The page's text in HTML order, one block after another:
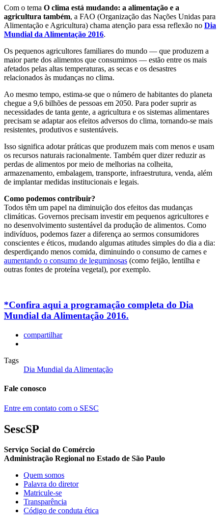
Com o tema O clima está mudando: a alimentação e a
agricultura também, a FAO (Organização das Nações Unidas para
Alimentação e Agricultura) chama atenção para essa reflexão no Dia
Mundial da Alimentação 2016.
Os pequenos agricultores familiares do mundo — que produzem a
maior parte dos alimentos que consumimos — estão entre os mais
afetados pelas altas temperaturas, as secas e os desastres
relacionados às mudanças no clima.
Ao mesmo tempo, estima-se que o número de habitantes do planeta
chegue a 9,6 bilhões de pessoas em 2050. Para poder suprir as
necessidades de tanta gente, a agricultura e os sistemas alimentares
precisam se adaptar aos efeitos adversos do clima, tornando-se mais
resistentes, produtivos e sustentáveis.
Isso significa adotar práticas que produzem mais com menos e usam
os recursos naturais racionalmente. Também quer dizer reduzir as
perdas de alimentos por meio de melhorias na colheita,
armazenamento, embalagem, transporte, infraestrutura, venda, além
de implantar medidas institucionais e legais.
Como podemos contribuir?
Todos têm um papel na diminuição dos efeitos das mudanças
climáticas. Governos precisam investir em pequenos agricultores e
no desenvolvimento sustentável da produção de alimentos. Como
indivíduos, podemos fazer a diferença ao sermos consumidores
conscientes e éticos, mudando algumas atitudes simples do dia a dia:
desperdiçando menos comida, diminuindo o consumo de carnes e
aumentando o consumo de leguminosas (como feijão, lentilha e
outras fontes de proteína vegetal), por exemplo.
*Confira aqui a programação completa do Dia
Mundial da Alimentação 2016.
compartilhar
Tags
Dia Mundial da Alimentação
Fale conosco
Entre em contato com o SESC
SescSP
Serviço Social do Comércio
Administração Regional no Estado de São Paulo
Quem somos
Palavra do diretor
Matricule-se
Transparência
Código de conduta ética